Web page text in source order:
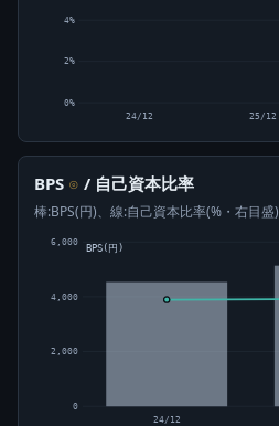
0%
2%
4%
24/12 25/12
BPS ⊙ / 自己資本比率
棒:BPS(円)、線:自己資本比率(%・右目盛)
0
2,000
4,000
6,000
24/12
BPS(円)